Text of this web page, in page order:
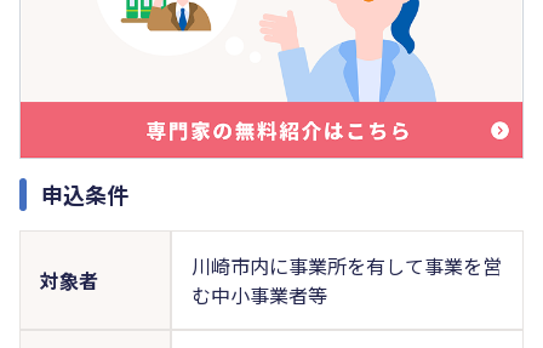
申込条件
対象者
川崎市内に事業所を有して事業を営
む中小事業者等